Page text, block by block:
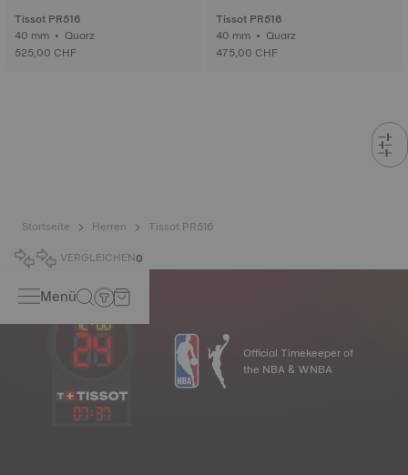
Tissot PR516
40 mm • Quarz
525,00 CHF
Tissot PR516
40 mm • Quarz
475,00 CHF
Startseite Herren
Tissot PR516
VERGLEICHEN0
Menü
07: 37
Official Timekeeper of
the NBA & WNBA